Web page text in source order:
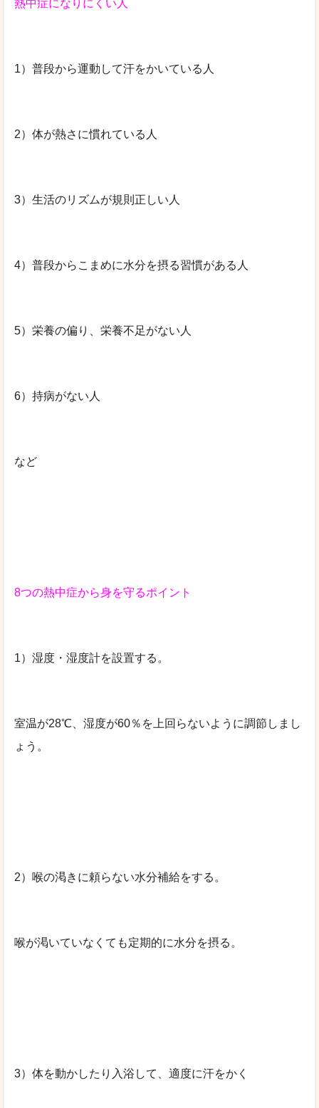
熱中症になりにくい人
1）普段から運動して汗をかいている人
2）体が熱さに慣れている人
3）生活のリズムが規則正しい人
4）普段からこまめに水分を摂る習慣がある人
5）栄養の偏り、栄養不足がない人
6）持病がない人
など
8つの熱中症から身を守るポイント
1）湿度・湿度計を設置する。
室温が28℃、湿度が60％を上回らないように調節しまし
ょう。
2）喉の渇きに頼らない水分補給をする。
喉が渇いていなくても定期的に水分を摂る。
3）体を動かしたり入浴して、適度に汗をかく